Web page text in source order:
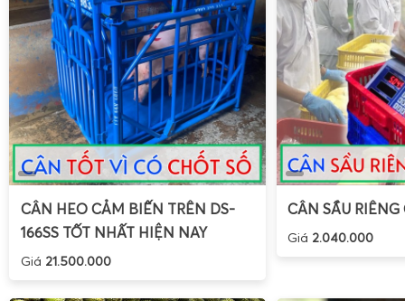
Cân Điện Tử Gia Phátcung cấp dịch vụ miễn phí giao cân
toàn quốc, giúp khách hàng dễ dàng tiếp cận sản phẩm
vận chuyển tối ưu. Đội ngũ kỹ thuật viên chuyên nghiệp
trợ tư vấn, hướng dẫn sử dụng và bảo trì thiết bị tận nơi,
có trải nghiệm tốt nhất khi sử dụng cân điện tử Jadever
CÂN HEO CẢM BIẾN TRÊN DS-
166SS TỐT NHẤT HIỆN NAY
Giá 21.500.000
CÂN SẦU
Giá 2.040.000